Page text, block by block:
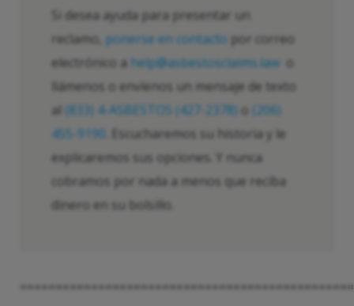
Si desea ayuda para presentar un
reclamo, ponerse en contacto por correo
electrónico a help@asbestosclaims.law
llámenos o envíenos un mensaje de texto
al (833) 4-ASBESTOS (427-2378)
(206)
455-9190
. Escucharemos su historia y le
explicaremos sus opciones. Y nunca
cobramos por nada a menos que reciba
dinero en su bolsillo.